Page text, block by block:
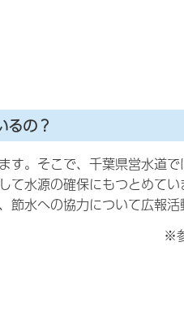
るの？
す。そこで、千葉県営水道
水源の確保にもつとめてい
水への協力について広報活
※